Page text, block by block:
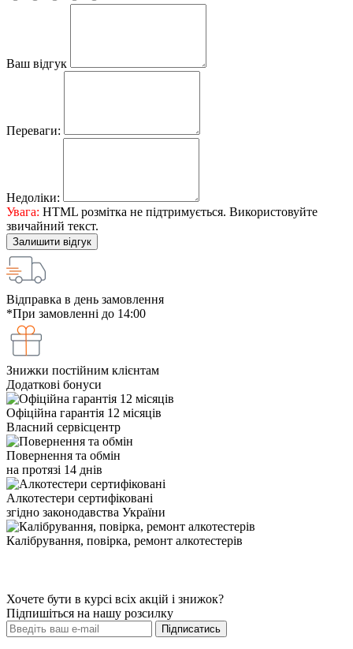
Ваш відгук
Переваги:
Недоліки:
Увага: HTML розмітка не підтримується. Використовуйте
звичайний текст.
Залишити відгук
Відправка в день замовлення
*При замовленні до 14:00
Знижки постійним клієнтам
Додаткові бонуси
Офіційна гарантія 12 місяців
Власний сервісцентр
Повернення та обмін
на протязі 14 днів
Алкотестери сертифіковані
згідно законодавства України
Калібрування, повірка, ремонт алкотестерів
Хочете бути в курсі всіх акцій і знижок?
Підпишіться на нашу розсилку
Підписатись